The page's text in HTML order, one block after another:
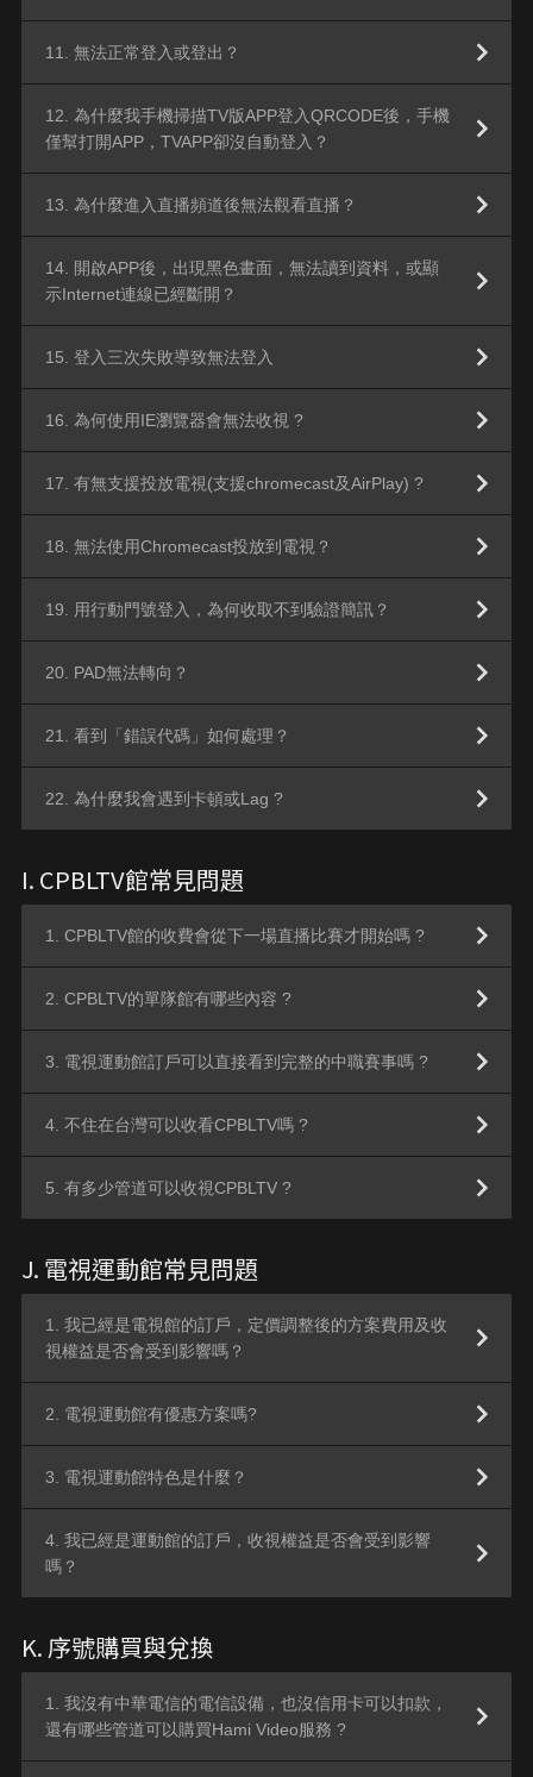
11. 無法正常登入或登出？
12. 為什麼我手機掃描TV版APP登入QRCODE後，手機
僅幫打開APP，TVAPP卻沒自動登入？
13. 為什麼進入直播頻道後無法觀看直播？
14. 開啟APP後，出現黑色畫面，無法讀到資料，或顯
示Internet連線已經斷開？
15. 登入三次失敗導致無法登入
16. 為何使用IE瀏覽器會無法收視 ?
17. 有無支援投放電視(支援chromecast及AirPlay) ?
18. 無法使用Chromecast投放到電視？
19. 用行動門號登入，為何收取不到驗證簡訊？
20. PAD無法轉向？
21. 看到「錯誤代碼」如何處理？
22. 為什麼我會遇到卡頓或Lag ?
I. CPBLTV館常見問題
1. CPBLTV館的收費會從下一場直播比賽才開始嗎 ?
2. CPBLTV的單隊館有哪些內容 ?
3. 電視運動館訂戶可以直接看到完整的中職賽事嗎 ?
4. 不住在台灣可以收看CPBLTV嗎 ?
5. 有多少管道可以收視CPBLTV ?
J. 電視運動館常見問題
1. 我已經是電視館的訂戶，定價調整後的方案費用及收
視權益是否會受到影響嗎？
2. 電視運動館有優惠方案嗎?
3. 電視運動館特色是什麼？
4. 我已經是運動館的訂戶，收視權益是否會受到影響
嗎？
K. 序號購買與兌換
1. 我沒有中華電信的電信設備，也沒信用卡可以扣款，
還有哪些管道可以購買Hami Video服務 ?